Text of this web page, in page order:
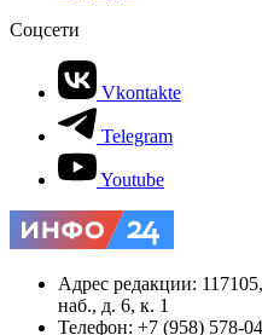
Соцсети
Vkontakte
Telegram
Youtube
Адрес редакции:
наб., д. 6, к. 1
Телефон: +7 (958) 578-